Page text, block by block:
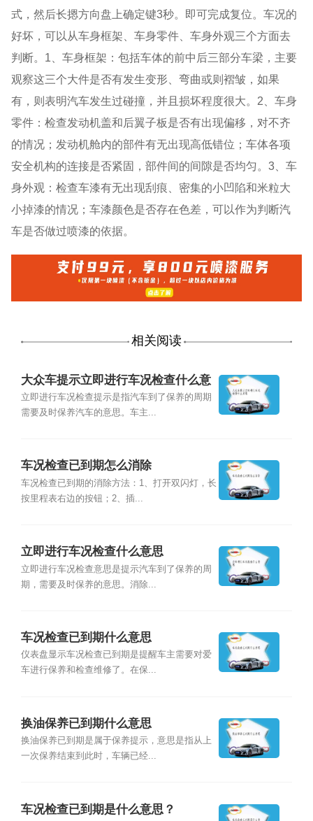
式，然后长摁方向盘上确定键3秒。即可完成复位。车况的
好坏，可以从车身框架、车身零件、车身外观三个方面去
判断。1、车身框架：包括车体的前中后三部分车梁，主要
观察这三个大件是否有发生变形、弯曲或则褶皱，如果
有，则表明汽车发生过碰撞，并且损坏程度很大。2、车身
零件：检查发动机盖和后翼子板是否有出现偏移，对不齐
的情况；发动机舱内的部件有无出现高低错位；车体各项
安全机构的连接是否紧固，部件间的间隙是否均匀。3、车
身外观：检查车漆有无出现刮痕、密集的小凹陷和米粒大
小掉漆的情况；车漆颜色是否存在色差，可以作为判断汽
车是否做过喷漆的依据。
相关阅读
大众车提示立即进行车况检查什么意
思
立即进行车况检查提示是指汽车到了保养的周期
需要及时保养汽车的意思。车主...
车况检查已到期怎么消除
车况检查已到期的消除方法：1、打开双闪灯，长
按里程表右边的按钮；2、插...
立即进行车况检查什么意思
立即进行车况检查意思是提示汽车到了保养的周
期，需要及时保养的意思。消除...
车况检查已到期什么意思
仪表盘显示车况检查已到期是提醒车主需要对爱
车进行保养和检查维修了。在保...
换油保养已到期什么意思
换油保养已到期是属于保养提示，意思是指从上
一次保养结束到此时，车辆已经...
车况检查已到期是什么意思？